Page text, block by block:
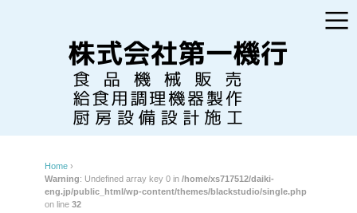
Home ›
Warning: Undefined array key 0 in /home/xs717512/daiki-
eng.jp/public_html/wp-content/themes/blackstudio/single.php
on line 32